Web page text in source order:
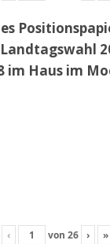
im Haus im
‹ von 26 › »